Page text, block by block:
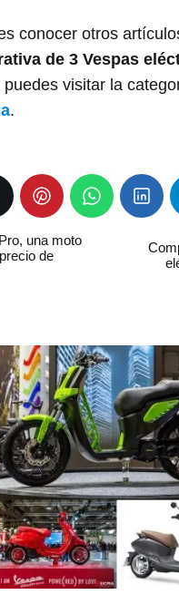
conocer otros
de 3 Vespas
puedes visitar la
.
una moto
de